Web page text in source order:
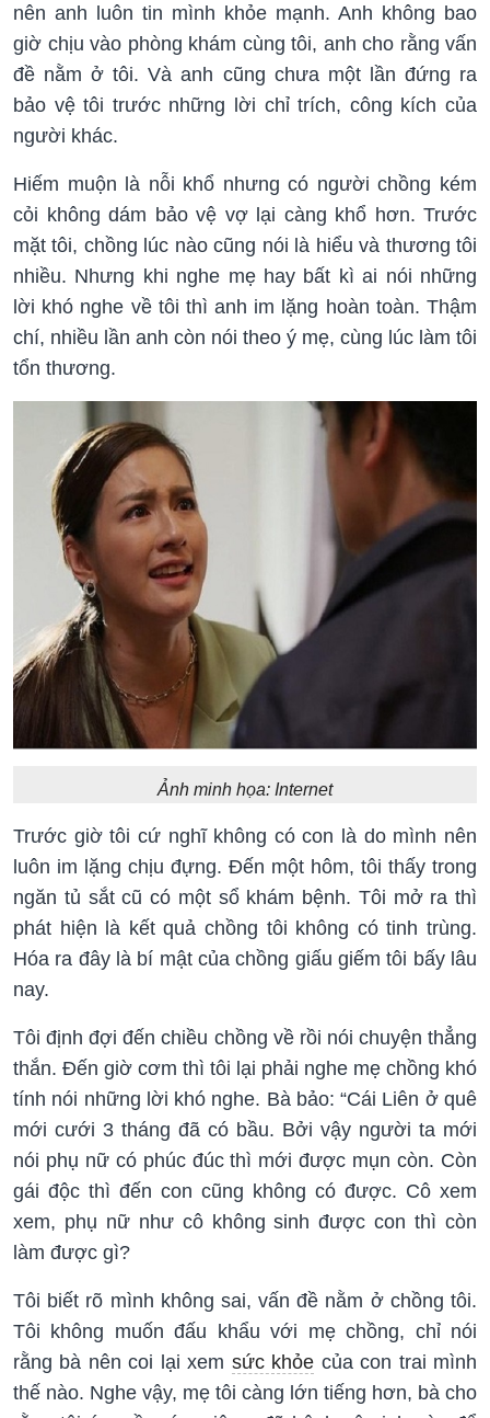
nên anh luôn tin mình khỏe mạnh. Anh không bao
giờ chịu vào phòng khám cùng tôi, anh cho rằng vấn
đề nằm ở tôi. Và anh cũng chưa một lần đứng ra
bảo vệ tôi trước những lời chỉ trích, công kích của
người khác.
Hiếm muộn là nỗi khổ nhưng có người chồng kém
cỏi không dám bảo vệ vợ lại càng khổ hơn. Trước
mặt tôi, chồng lúc nào cũng nói là hiểu và thương tôi
nhiều. Nhưng khi nghe mẹ hay bất kì ai nói những
lời khó nghe về tôi thì anh im lặng hoàn toàn. Thậm
chí, nhiều lần anh còn nói theo ý mẹ, cùng lúc làm tôi
tổn thương.
Ảnh minh họa: Internet
Trước giờ tôi cứ nghĩ không có con là do mình nên
luôn im lặng chịu đựng. Đến một hôm, tôi thấy trong
ngăn tủ sắt cũ có một sổ khám bệnh. Tôi mở ra thì
phát hiện là kết quả chồng tôi không có tinh trùng.
Hóa ra đây là bí mật của chồng giấu giếm tôi bấy lâu
nay.
Tôi định đợi đến chiều chồng về rồi nói chuyện thẳng
thắn. Đến giờ cơm thì tôi lại phải nghe mẹ chồng khó
tính nói những lời khó nghe. Bà bảo: “Cái Liên ở quê
mới cưới 3 tháng đã có bầu. Bởi vậy người ta mới
nói phụ nữ có phúc đúc thì mới được mụn còn. Còn
gái độc thì đến con cũng không có được. Cô xem
xem, phụ nữ như cô không sinh được con thì còn
làm được gì?
Tôi biết rõ mình không sai, vấn đề nằm ở chồng tôi.
Tôi không muốn đấu khẩu với mẹ chồng, chỉ nói
rằng bà nên coi lại xem sức khỏe của con trai mình
thế nào. Nghe vậy, mẹ tôi càng lớn tiếng hơn, bà cho